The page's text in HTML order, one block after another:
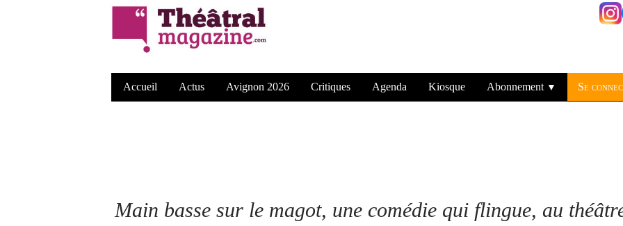
Accueil Actus Avignon 2026 Critiques Agenda Kiosque Abonnement ▼ Se
Main basse sur le magot, une comédie qui flingue, au